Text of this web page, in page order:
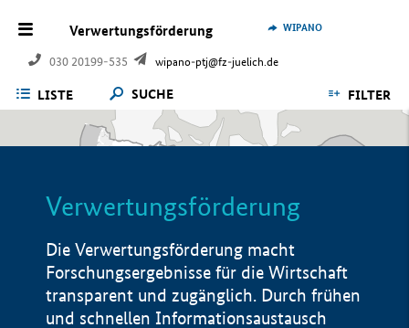
Verwertungsförderung
030 20199-535 wipano-ptj@fz-juelich.de
WIPANO
LISTE SUCHE FILTER
Verwertungsförderung
Die Verwertungsförderung macht
Forschungsergebnisse für die Wirtschaft
transparent und zugänglich. Durch frühen
und schnellen Informationsaustausch